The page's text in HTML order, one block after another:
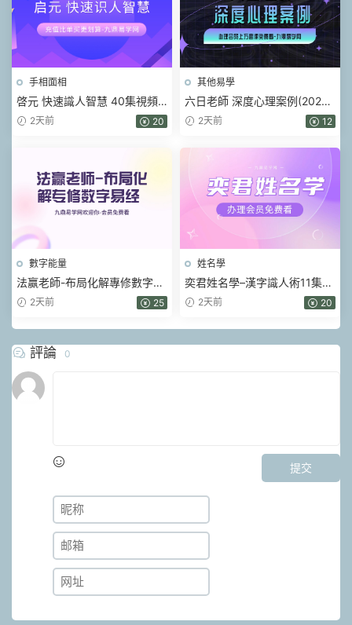
手相面相
啓元 快速識人智慧 40集視頻
課 2天前 20
其他易學
六日老師 深度心理案例(2026)
視頻16集
2天前 12
數字能量
法赢老師-布局化解專修數字易
經 80集視頻
2天前 25
姓名學
奕君姓名學–漢字識人術11集視
頻 2天前 20
評論 0
提交